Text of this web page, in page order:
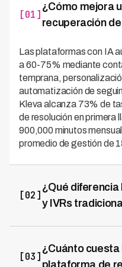
[01]
¿Cómo mejora
recuperación
Las plataformas con IA
a 60-75% mediante
temprana,
automatización de
Kleva alcanza 73% de
de resolución en primera
900,000 minutos
promedio de gestión de
[02]
¿Qué
y IVRs
cliente, mientras IVRs
con opciones limitadas.
[03]
¿Cuánto